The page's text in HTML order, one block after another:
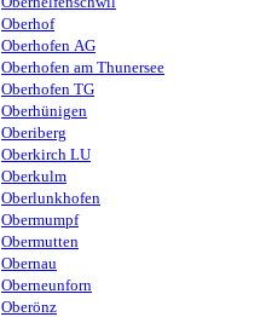
Oberhof
Oberhofen AG
Oberhofen am Thunersee
Oberhofen TG
Oberhünigen
Oberiberg
Oberkirch LU
Oberkulm
Oberlunkhofen
Obermumpf
Obermutten
Obernau
Oberneunforn
Oberönz